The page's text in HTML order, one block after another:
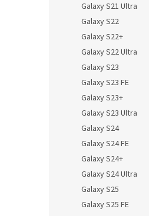
Galaxy S21 Ultra
Galaxy S22
Galaxy S22+
Galaxy S22 Ultra
Galaxy S23
Galaxy S23 FE
Galaxy S23+
Galaxy S23 Ultra
Galaxy S24
Galaxy S24 FE
Galaxy S24+
Galaxy S24 Ultra
Galaxy S25
Galaxy S25 FE